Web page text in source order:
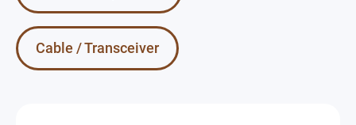
Cable / Transceiver